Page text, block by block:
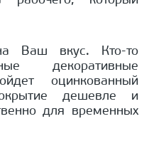
Ваш вкус. Кто-то
декоративные
оцинкованный
дешевле и
для временных